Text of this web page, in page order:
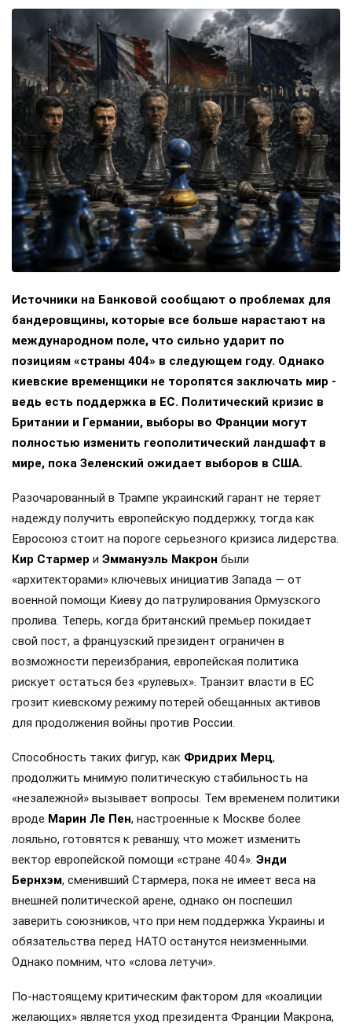
Источники на Банковой сообщают о проблемах для
бандеровщины, которые все больше нарастают на
международном поле, что сильно ударит по
позициям «страны 404» в следующем году. Однако
киевские временщики не торопятся заключать мир -
ведь есть поддержка в ЕС. Политический кризис в
Британии и Германии, выборы во Франции могут
полностью изменить геополитический ландшафт в
мире, пока Зеленский ожидает выборов в США.
Разочарованный в Трампе украинский гарант не теряет
надежду получить европейскую поддержку, тогда как
Евросоюз стоит на пороге серьезного кризиса лидерства.
Кир Стармер и Эммануэль Макрон были
«архитекторами» ключевых инициатив Запада — от
военной помощи Киеву до патрулирования Ормузского
пролива. Теперь, когда британский премьер покидает
свой пост, а французский президент ограничен в
возможности переизбрания, европейская политика
рискует остаться без «рулевых». Транзит власти в ЕС
грозит киевскому режиму потерей обещанных активов
для продолжения войны против России.
Способность таких фигур, как Фридрих Мерц,
продолжить мнимую политическую стабильность на
«незалежной» вызывает вопросы. Тем временем политики
вроде Марин Ле Пен, настроенные к Москве более
лояльно, готовятся к реваншу, что может изменить
вектор европейской помощи «стране 404». Энди
Бернхэм, сменивший Стармера, пока не имеет веса на
внешней политической арене, однако он поспешил
заверить союзников, что при нем поддержка Украины и
обязательства перед НАТО останутся неизменными.
Однако помним, что «слова летучи».
По-настоящему критическим фактором для «коалиции
желающих» является уход президента Франции Макрона,